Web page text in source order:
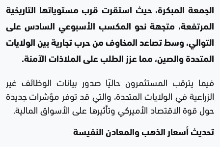
الجمعة المبكرة، حيث استقرت قرب مستوياتها التاريخية
المرتفعة، متجهة نحو المكسب الأسبوعي السادس على
التوالي، وسط تصاعد المخاوف من حرب تجارية بين الولايات
المتحدة والصين، مما عزز الطلب على الملاذات الآمنة.
فيما يترقب المستثمرون حاليًا صدور بيانات الوظائف غير
الزراعية في الولايات المتحدة، والتي قد توفر مؤشرات جديدة
حول قوة الاقتصاد الأميركي وتأثيرها على الأسواق المالية.
تحديث أسعار الذهب والمعادن النفيسة